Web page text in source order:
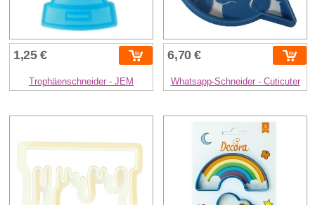
1,25 €
Trophäenschneider - JEM
6,70 €
Whatsapp-Schneider - Cuticuter